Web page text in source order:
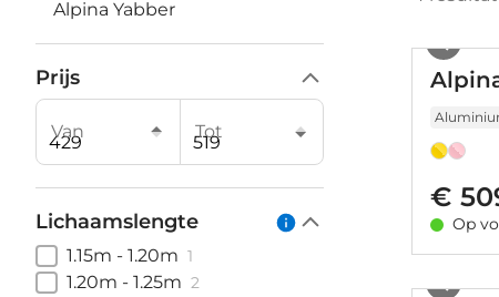
Alpina Yabber
Prijs
Van Tot
Lichaamslengte
1.15m - 1.20m 1
1.20m - 1.25m 2
€
Op